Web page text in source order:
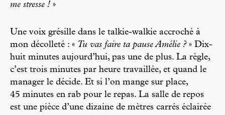
me stresse ! »
Une voix grésille dans le talkie-walkie accroché à
mon décolleté : « Tu vas faire ta pause Amélie ?» Dix-
huit minutes aujourd’hui, pas une de plus. La règle,
c’est trois minutes par heure travaillée, et quand le
manager le décide. Et si l’on mange sur place,
45 minutes en rab pour le repas. La salle de repos
est une pièce d’une dizaine de mètres carrés éclairée